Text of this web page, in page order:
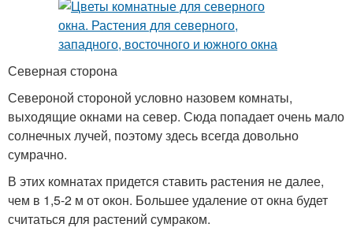
Северная сторона
Североной стороной условно назовем комнаты,
выходящие окнами на север. Сюда попадает очень мало
солнечных лучей, поэтому здесь всегда довольно
сумрачно.
В этих комнатах придется ставить растения не далее,
чем в 1,5-2 м от окон. Большее удаление от окна будет
считаться для растений сумраком.